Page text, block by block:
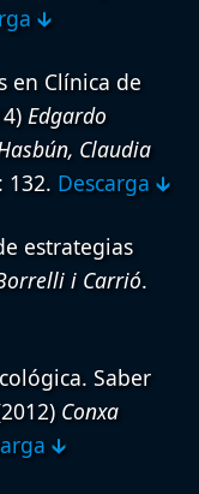
🡳
en Clínica de
Edgardo
Claudia
132. Descarga 🡳
estrategias
i Carrió.
Saber
Conxa
🡳